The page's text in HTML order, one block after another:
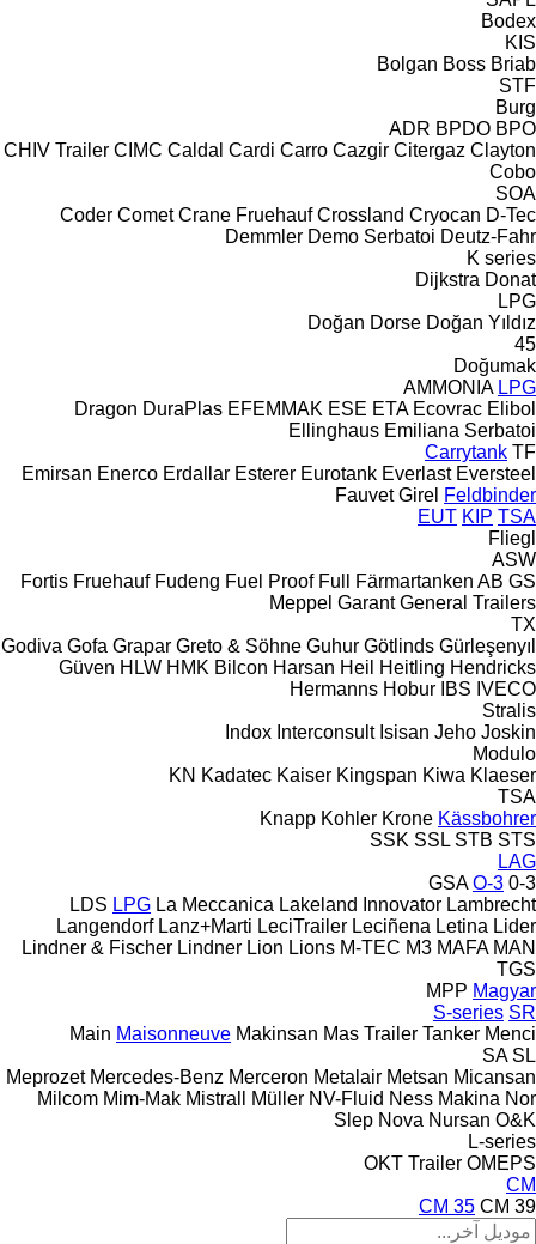
Bodex
KIS
Bolgan Boss Briab
STF
Burg
ADR BPDO BPO
CHIV Trailer CIMC Caldal Cardi Carro Cazgir Citergaz Clayton
Cobo
SOA
Coder Comet Crane Fruehauf Crossland Cryocan D-Tec
Demmler Demo Serbatoi Deutz-Fahr
K series
Dijkstra Donat
LPG
Doğan Dorse Doğan Yıldız
45
Doğumak
AMMONIA LPG
Dragon DuraPlas EFEMMAK ESE ETA Ecovrac Elibol
Ellinghaus Emiliana Serbatoi
Carrytank TF
Emirsan Enerco Erdallar Esterer Eurotank Everlast Eversteel
Fauvet Girel Feldbinder
EUT KIP TSA
Fliegl
ASW
Fortis Fruehauf Fudeng Fuel Proof Full Färmartanken AB GS
Meppel Garant General Trailers
TX
Godiva Gofa Grapar Greto & Söhne Guhur Götlinds Gürleşenyıl
Güven HLW HMK Bilcon Harsan Heil Heitling Hendricks
Hermanns Hobur IBS IVECO
Stralis
Indox Interconsult Isisan Jeho Joskin
Modulo
KN Kadatec Kaiser Kingspan Kiwa Klaeser
TSA
Knapp Kohler Krone Kässbohrer
SSK SSL STB STS
LAG
0-3
GSA O-3
LDS LPG La Meccanica Lakeland Innovator Lambrecht
Langendorf Lanz+Marti LeciTrailer Leciñena Letina Lider
Lindner & Fischer Lindner Lion Lions M-TEC M3 MAFA MAN
TGS
MPP Magyar
S-series SR
Main Maisonneuve Makinsan Mas Trailer Tanker Menci
SA SL
Meprozet Mercedes-Benz Merceron Metalair Metsan Micansan
Milcom Mim-Mak Mistrall Müller NV-Fluid Ness Makina Nor
Slep Nova Nursan O&K
L-series
OKT Trailer OMEPS
CM
CM 35 CM 39